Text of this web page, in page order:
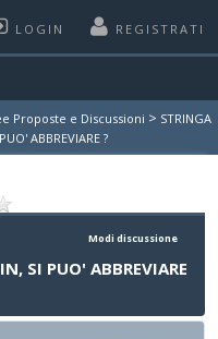
LOGIN REGISTRATI
Proposte e Discussioni > STRINGA
ABBREVIARE ?
Modi discussione
SI PUO' ABBREVIARE